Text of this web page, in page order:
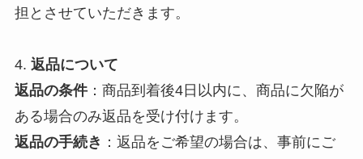
担とさせていただきます。
4. 返品について
返品の条件：商品到着後4日以内に、商品に欠陥が
ある場合のみ返品を受け付けます。
返品の手続き ：返品をご希望の場合は、事前にご